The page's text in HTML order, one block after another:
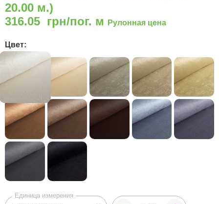
20.00 м.)
316.05 грн/пог. м
Рулонная цена
Цвет:
Единица измерения